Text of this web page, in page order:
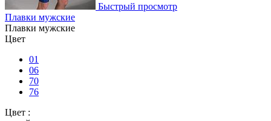
Быстрый просмотр
Плавки мужские
Плавки мужские
Цвет
01
06
70
76
Цвет :